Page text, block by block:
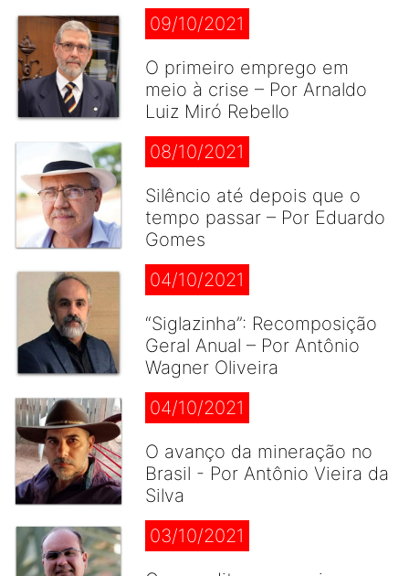
09/10/2021
O primeiro emprego em
meio à crise – Por Arnaldo
Luiz Miró Rebello
08/10/2021
Silêncio até depois que o
tempo passar – Por Eduardo
Gomes
04/10/2021
“Siglazinha”: Recomposição
Geral Anual – Por Antônio
Wagner Oliveira
04/10/2021
O avanço da mineração no
Brasil - Por Antônio Vieira da
Silva
03/10/2021